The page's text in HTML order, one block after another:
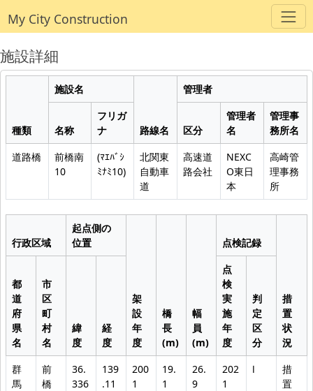
My City Construction
施設詳細
種類
施設名
路線名
管理者
名称
フリガ
ナ
区分
管理者
名
管理事
務所名
道路橋
前橋南
10
(ﾏｴﾊﾞｼ
ﾐﾅﾐ10)
北関東
自動車
道
高速道
路会社
NEXC
O東日
本
高崎管
理事務
所
行政区域
起点側の
位置
架
設
年
度
橋
長
(m)
幅
員
(m)
点検記録
措
置
状
況
都
道
府
県
名
市
区
町
村
名
緯
度
経
度
点
検
実
施
年
度
判
定
区
分
群
馬
前
橋
36.
336
139
.11
200
1
19.
1
26.
9
202
1
Ⅰ
措
置